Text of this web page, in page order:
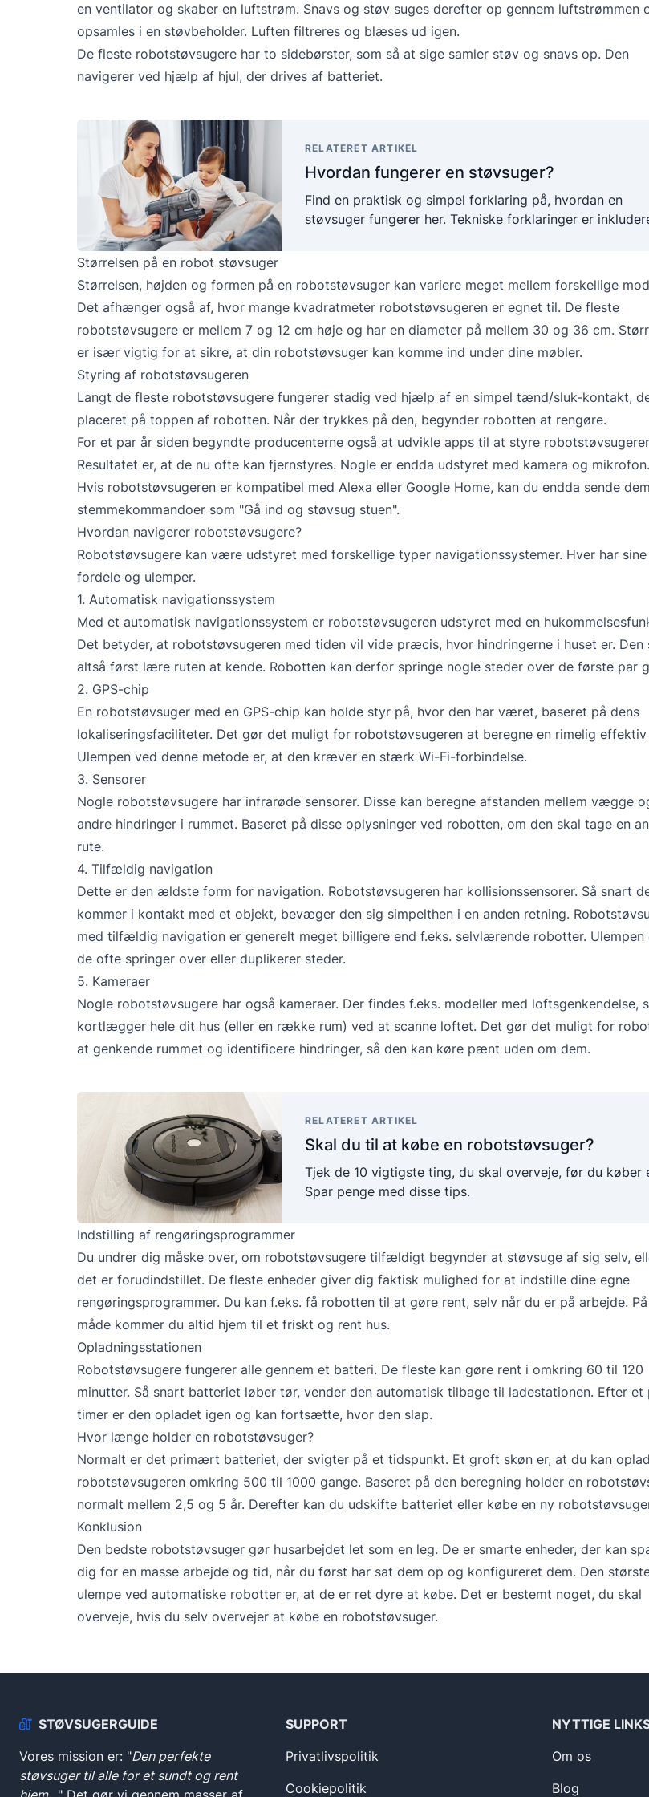
en ventilator og skaber en luftstrøm. Snavs og støv suges derefter op gennem luftstrømmen
opsamles i en støvbeholder. Luften filtreres og blæses ud igen.
De fleste robotstøvsugere har to sidebørster, som så at sige samler støv og snavs op. Den
navigerer ved hjælp af hjul, der drives af batteriet.
RELATERET ARTIKEL
Hvordan fungerer en støvsuger?
Find en praktisk og simpel forklaring på, hvordan en
støvsuger fungerer her. Tekniske forklaringer er
Størrelsen på en robot støvsuger
Størrelsen, højden og formen på en robotstøvsuger kan variere meget mellem forskellige
Det afhænger også af, hvor mange kvadratmeter robotstøvsugeren er egnet til. De fleste
robotstøvsugere er mellem 7 og 12 cm høje og har en diameter på mellem 30 og 36 cm.
er især vigtig for at sikre, at din robotstøvsuger kan komme ind under dine møbler.
Styring af robotstøvsugeren
Langt de fleste robotstøvsugere fungerer stadig ved hjælp af en simpel tænd/sluk-kontakt,
placeret på toppen af robotten. Når der trykkes på den, begynder robotten at rengøre.
For et par år siden begyndte producenterne også at udvikle apps til at styre
Resultatet er, at de nu ofte kan fjernstyres. Nogle er endda udstyret med kamera og mikrofon.
Hvis robotstøvsugeren er kompatibel med Alexa eller Google Home, kan du endda sende dem
stemmekommandoer som "Gå ind og støvsug stuen".
Hvordan navigerer robotstøvsugere?
Robotstøvsugere kan være udstyret med forskellige typer navigationssystemer. Hver har sine
fordele og ulemper.
1. Automatisk navigationssystem
Med et automatisk navigationssystem er robotstøvsugeren udstyret med en
Det betyder, at robotstøvsugeren med tiden vil vide præcis, hvor hindringerne i huset er. Den
altså først lære ruten at kende. Robotten kan derfor springe nogle steder over de første par
2. GPS-chip
En robotstøvsuger med en GPS-chip kan holde styr på, hvor den har været, baseret på dens
lokaliseringsfaciliteter. Det gør det muligt for robotstøvsugeren at beregne en rimelig effektiv
Ulempen ved denne metode er, at den kræver en stærk Wi-Fi-forbindelse.
3. Sensorer
Nogle robotstøvsugere har infrarøde sensorer. Disse kan beregne afstanden mellem vægge
andre hindringer i rummet. Baseret på disse oplysninger ved robotten, om den skal tage en
rute.
4. Tilfældig navigation
Dette er den ældste form for navigation. Robotstøvsugeren har kollisionssensorer. Så snart
kommer i kontakt med et objekt, bevæger den sig simpelthen i en anden retning.
med tilfældig navigation er generelt meget billigere end f.eks. selvlærende robotter. Ulempen
de ofte springer over eller duplikerer steder.
5. Kameraer
Nogle robotstøvsugere har også kameraer. Der findes f.eks. modeller med loftsgenkendelse,
kortlægger hele dit hus (eller en række rum) ved at scanne loftet. Det gør det muligt for
at genkende rummet og identificere hindringer, så den kan køre pænt uden om dem.
RELATERET ARTIKEL
Skal du til at købe en robotstøvsuger?
Tjek de 10 vigtigste ting, du skal overveje, før du køber
Spar penge med disse tips.
Indstilling af rengøringsprogrammer
Du undrer dig måske over, om robotstøvsugere tilfældigt begynder at støvsuge af sig selv,
det er forudindstillet. De fleste enheder giver dig faktisk mulighed for at indstille dine egne
rengøringsprogrammer. Du kan f.eks. få robotten til at gøre rent, selv når du er på arbejde.
måde kommer du altid hjem til et friskt og rent hus.
Opladningsstationen
Robotstøvsugere fungerer alle gennem et batteri. De fleste kan gøre rent i omkring 60 til 120
minutter. Så snart batteriet løber tør, vender den automatisk tilbage til ladestationen. Efter et
timer er den opladet igen og kan fortsætte, hvor den slap.
Hvor længe holder en robotstøvsuger?
Normalt er det primært batteriet, der svigter på et tidspunkt. Et groft skøn er, at du kan
robotstøvsugeren omkring 500 til 1000 gange. Baseret på den beregning holder en
normalt mellem 2,5 og 5 år. Derefter kan du udskifte batteriet eller købe en ny
Konklusion
Den bedste robotstøvsuger gør husarbejdet let som en leg. De er smarte enheder, der kan
dig for en masse arbejde og tid, når du først har sat dem op og konfigureret dem. Den
ulempe ved automatiske robotter er, at de er ret dyre at købe. Det er bestemt noget, du skal
overveje, hvis du selv overvejer at købe en robotstøvsuger.
STØVSUGERGUIDE
Vores mission er: "Den perfekte
støvsuger til alle for et sundt og rent
SUPPORT
Privatlivspolitik
Cookiepolitik
NYTTIGE
Om os
Blog